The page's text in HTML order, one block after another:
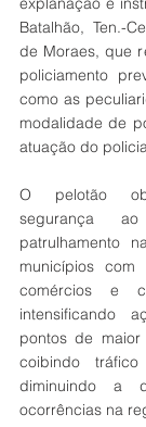
Batalhão, Ten.-
de Moraes, que
policiamento
como as
modalidade de
atuação do
O pelotão
segurança
patrulhamento
municípios com
comércios e
intensificando
pontos de
coibindo
diminuindo a
ocorrências na